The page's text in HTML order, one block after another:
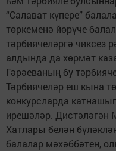
“Салават күпере”
төркеменә йөрүче
тәрбиячеләргә чиксез
алдында да хөрмәт
Гәрәеваның бу
Тәрбиячеләр еш кына
конкурсларда
ирешәләр. Дистәләгән
Хатлары белән
балалар мәхәббәтен,